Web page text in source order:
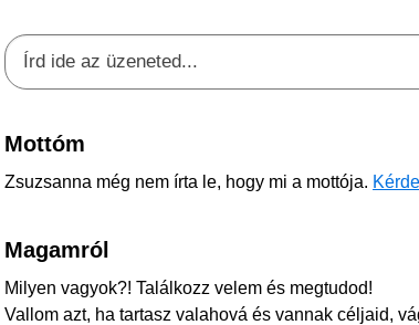
Mottóm
Zsuzsanna még nem írta le, hogy mi a mottója.
Magamról
Milyen vagyok?! Találkozz velem és megtudod!
Vallom azt, ha tartasz valahová és vannak céljaid,